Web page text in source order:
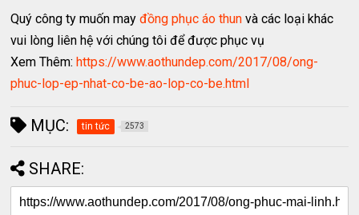
Quý công ty muốn mayđồng phục áo thun và các loại khác
vui lòng liên hệ với chúng tôi để được phục vụ
Xem Thêm:https://www.aothundep.com/2017/08/ong-
phuc-lop-ep-nhat-co-be-ao-lop-co-be.html
MỤC: tin tức 2573
SHARE: